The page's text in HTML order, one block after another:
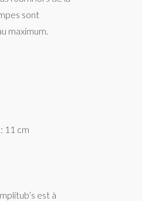
sont
maximum.
11 cm
est à